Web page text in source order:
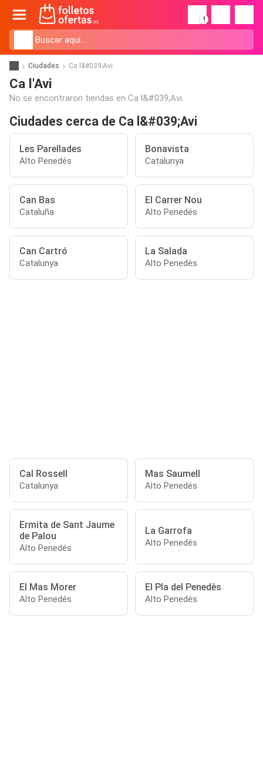
!
Ciudades Ca l&#039;Avi
Ca l'Avi
No se encontraron tiendas en Ca l&#039;Avi.
Ciudades cerca de Ca l&#039;Avi
Les Parellades
Alto Penedés
Bonavista
Catalunya
Can Bas
Cataluña
El Carrer Nou
Alto Penedés
Can Cartró
Catalunya
La Salada
Alto Penedés
Cal Rossell
Catalunya
Mas Saumell
Alto Penedés
Ermita de Sant Jaume
de Palou
Alto Penedés
La Garrofa
Alto Penedés
El Mas Morer
Alto Penedés
El Pla del Penedès
Alto Penedés